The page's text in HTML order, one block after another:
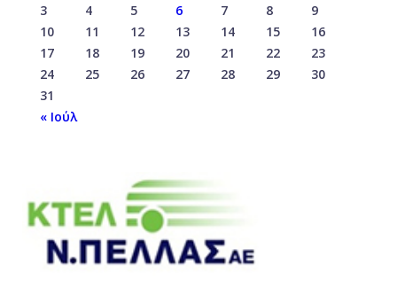
3
4 5 6 7 8
9
10
11 12 13 14 15
16
17
18 19 20 21 22
23
24
25 26 27 28 29
30
31
« Ιούλ